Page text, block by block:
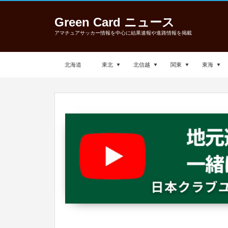
Green Card ニュース
アマチュアサッカー情報を中心に結果速報や進路情報を掲載
北海道 東北 北信越 関東 東海